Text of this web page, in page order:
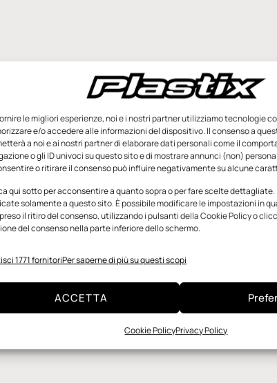
le migliori esperienze, noi e i nostri partner utilizziamo tecnologie
e/o accedere alle informazioni del dispositivo. Il consenso a
a noi e ai nostri partner di elaborare dati personali come il
o gli ID univoci su questo sito e di mostrare annunci (non)
o ritirare il consenso può influire negativamente su alcune
qui sotto per acconsentire a quanto sopra o per fare scelte
solamente a questo sito. È possibile modificare le impostazioni in
il ritiro del consenso, utilizzando i pulsanti della Cookie Policy o
del consenso nella parte inferiore dello schermo.
1771 fornitoriPer saperne di più su questi scopi
ACCETTA
Cookie PolicyPrivacy Policy